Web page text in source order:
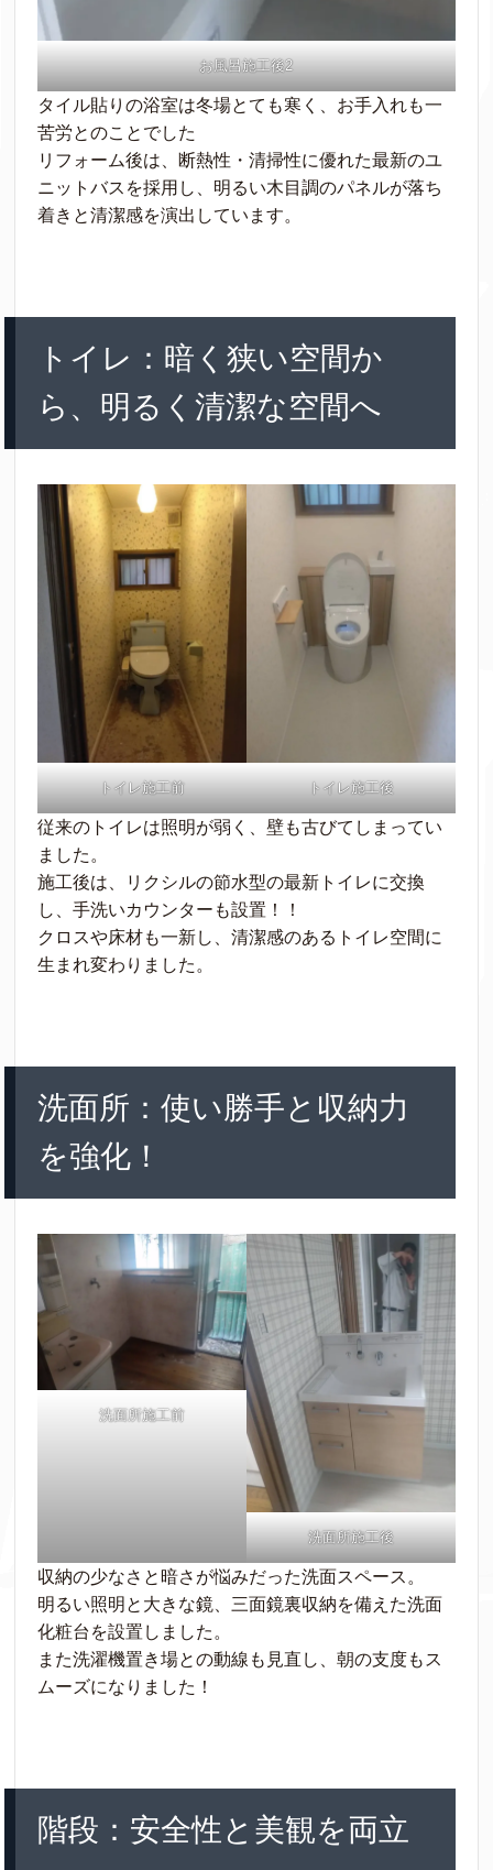
お風呂施工後2
タイル貼りの浴室は冬場とても寒く、お手入れも一
苦労とのことでした
リフォーム後は、断熱性・清掃性に優れた最新のユ
ニットバスを採用し、明るい木目調のパネルが落ち
着きと清潔感を演出しています。
トイレ：暗く狭い空間か
ら、明るく清潔な空間へ
トイレ施工前 トイレ施工後
従来のトイレは照明が弱く、壁も古びてしまってい
ました。
施工後は、リクシルの節水型の最新トイレに交換
し、手洗いカウンターも設置！！
クロスや床材も一新し、清潔感のあるトイレ空間に
生まれ変わりました。
洗面所：使い勝手と収納力
を強化！
洗面所施工前
洗面所施工後
収納の少なさと暗さが悩みだった洗面スペース。
明るい照明と大きな鏡、三面鏡裏収納を備えた洗面
化粧台を設置しました。
また洗濯機置き場との動線も見直し、朝の支度もス
ムーズになりました！
階段：安全性と美観を両立